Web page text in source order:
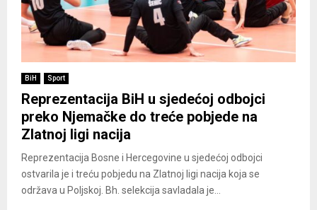
BiH Sport
Reprezentacija BiH u sjedećoj odbojci
preko Njemačke do treće pobjede na
Zlatnoj ligi nacija
Reprezentacija Bosne i Hercegovine u sjedećoj odbojci
ostvarila je i treću pobjedu na Zlatnoj ligi nacija koja se
održava u Poljskoj. Bh. selekcija savladala je...